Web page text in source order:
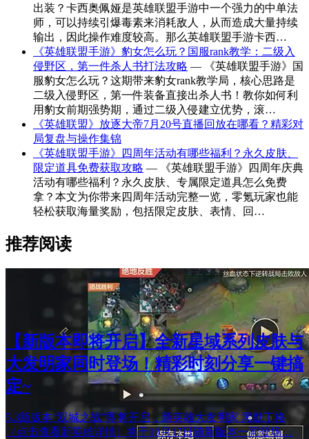
出装？卡西奥佩娅是英雄联盟手游中一个强力的中单法
师，可以持续引爆毒素来消耗敌人，从而造成大量持续
输出，因此操作难度较高。那么英雄联盟手游卡西…
《英雄联盟手游》豹女怎么玩？国服rank教学：二级入
侵野区，第一件杀人书打法攻略 — 《英雄联盟手游》国
服豹女怎么玩？这期带来豹女rank教学局，核心思路是
二级入侵野区，第一件装备直接出杀人书！教你如何利
用豹女前期强势期，通过二级入侵建立优势，滚…
《英雄联盟》放逐大帝7月20号直播回放在哪看？精彩对
局复盘与操作集锦
《英雄联盟手游》四周年活动有哪些福利？永久皮肤、
限定道具免费获取攻略 — 《英雄联盟手游》四周年庆典
活动有哪些福利？永久皮肤、专属限定道具怎么免费
拿？本文为你带来四周年活动完整一览，零氪玩家也能
轻松获取海量奖励，包括限定皮肤、表情、回…
推荐阅读
【新版本即将开启】全新星域系列皮肤与
大发明家同时登场！精彩时刻分享一键搞
定~
5.3新版本“双城之战”即将开启，新英雄大发明家 黑默丁格
（点击查看新英雄详情）将于10月17日随新版本一同登场…